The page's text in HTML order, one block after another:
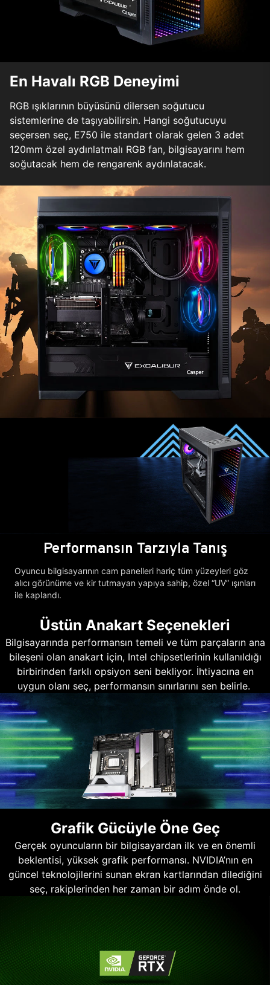
En Havalı RGB Deneyimi
RGB ışıklarının büyüsünü dilersen soğutucu
sistemlerine de taşıyabilirsin. Hangi soğutucuyu
seçersen seç, E750 ile standart olarak gelen 3 adet
120mm özel aydınlatmalı RGB fan, bilgisayarını hem
soğutacak hem de rengarenk aydınlatacak.
Performansın Tarzıyla Tanış
Oyuncu bilgisayarının cam panelleri hariç tüm yüzeyleri göz
alıcı görünüme ve kir tutmayan yapıya sahip, özel “UV” ışınları
ile kaplandı.
Üstün Anakart Seçenekleri
Bilgisayarında performansın temeli ve tüm parçaların ana
bileşeni olan anakart için, Intel chipsetlerinin kullanıldığı
birbirinden farklı opsiyon seni bekliyor. İhtiyacına en
uygun olanı seç, performansın sınırlarını sen belirle.
Grafik Gücüyle Öne Geç
Gerçek oyuncuların bir bilgisayardan ilk ve en önemli
beklentisi, yüksek grafik performansı. NVIDIA’nın en
güncel teknolojilerini sunan ekran kartlarından dilediğini
seç, rakiplerinden her zaman bir adım önde ol.